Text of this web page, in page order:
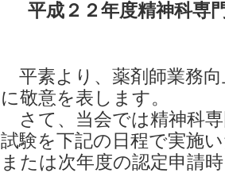
平成２２年度精神科専
平素より、薬剤師業務
に敬意を表します。
さて、当会では精神科
試験を下記の日程で実施
または次年度の認定申請